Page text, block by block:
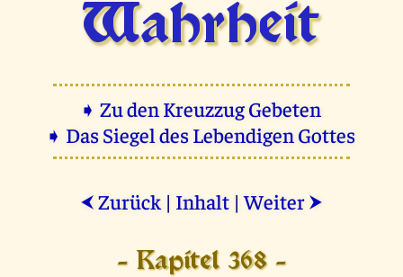
Wahrheit
➧ Zu den Kreuzzug Gebeten
➧ Das Siegel des Lebendigen Gottes
⮜ Zurück | Inhalt |Weiter ⮞
- Kapitel 368 -